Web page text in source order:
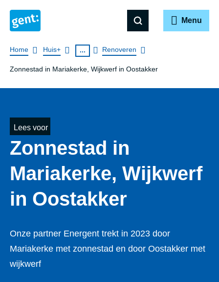
Menu
Breadcrumb
Home Huis+ ... Renoveren
Zonnestad in Mariakerke, Wijkwerf in Oostakker
Lees voor
Zonnestad in
Mariakerke, Wijkwerf
in Oostakker
Onze partner Energent trekt in 2023 door
Mariakerke met zonnestad en door Oostakker met
wijkwerf